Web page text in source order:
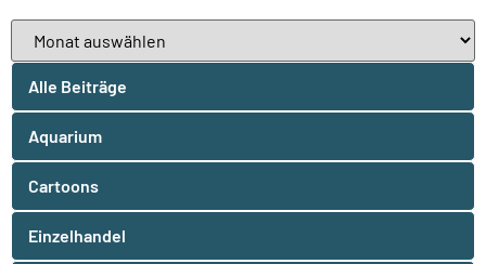
Alle Beiträge
Aquarium
Cartoons
Einzelhandel